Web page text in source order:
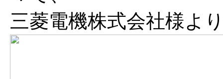
三菱電機株式会社様よ